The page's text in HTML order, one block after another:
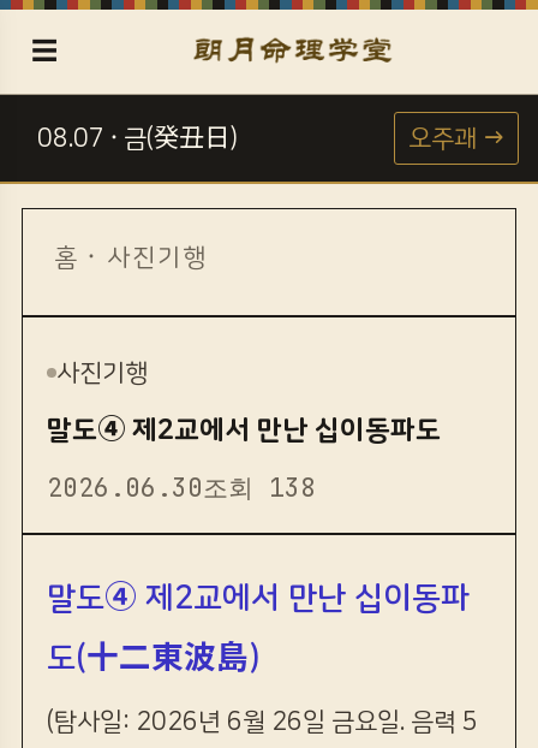
☰
08.07 · 금(癸丑日) 오주괘 →
홈 · 사진기행
사진기행
말도④ 제2교에서 만난 십이동파도
2026.06.30조회 138
말도④ 제2교에서 만난 십이동파
도(十二東波島)
(탐사일: 2026년 6월 26일 금요일. 음력 5